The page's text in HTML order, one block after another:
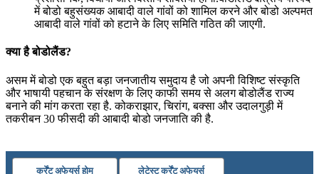
में बोडो बहुसंख्‍यक आबादी वाले गांवों को शामिल करने और बोडो अल्‍पमत
आबादी वाले गांवों को हटाने के लिए समिति गठित की जाएगी.
क्या है बोडोलैंड?
असम में बोडो एक बहुत बड़ा जनजातीय समुदाय है जो अपनी विशिष्‍ट संस्‍कृति
और भाषायी पहचान के संरक्षण के लिए काफी समय से अलग बोडोलैंड राज्‍य
बनाने की मांग करता रहा है. कोकराझार, चिरांग, बक्सा और उदालगुड़ी में
तकरीबन 30 फीसदी की आबादी बोडो जनजाति की है.
कर्रेंट अफेयर्स होम लेटेस्ट कर्रेंट अफेयर्स